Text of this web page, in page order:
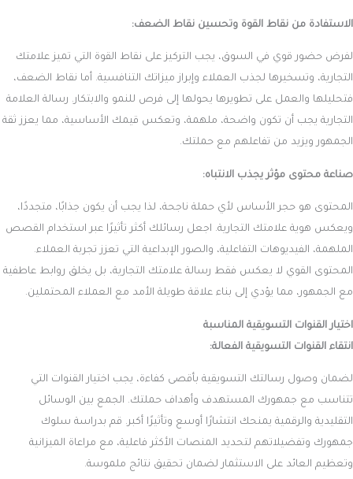
الاستفادة من نقاط القوة وتحسين نقاط الضعف:
لفرض حضور قوي في السوق، يجب التركيز على نقاط القوة التي تميز علامتك
التجارية، وتسخيرها لجذب العملاء وإبراز ميزاتك التنافسية. أما نقاط الضعف،
فتحليلها والعمل على تطويرها يحولها إلى فرص للنمو والابتكار. رسالة العلامة
التجارية يجب أن تكون واضحة، ملهمة، وتعكس قيمك الأساسية، مما يعزز ثقة
الجمهور ويزيد من تفاعلهم مع حملتك.
صناعة محتوى مؤثر يجذب الانتباه:
المحتوى هو حجر الأساس لأي حملة ناجحة، لذا يجب أن يكون جذابًا، متجددًا،
ويعكس هوية علامتك التجارية. اجعل رسائلك أكثر تأثيرًا عبر استخدام القصص
الملهمة، الفيديوهات التفاعلية، والصور الإبداعية التي تعزز تجربة العملاء.
المحتوى القوي لا يعكس فقط رسالة علامتك التجارية، بل يخلق روابط عاطفية
مع الجمهور، مما يؤدي إلى بناء علاقة طويلة الأمد مع العملاء المحتملين.
اختيار القنوات التسويقية المناسبة
انتقاء القنوات التسويقية الفعالة:
لضمان وصول رسالتك التسويقية بأقصى كفاءة، يجب اختيار القنوات التي
تتناسب مع جمهورك المستهدف وأهداف حملتك. الجمع بين الوسائل
التقليدية والرقمية يمنحك انتشارًا أوسع وتأثيرًا أكبر. قم بدراسة سلوك
جمهورك وتفضيلاتهم لتحديد المنصات الأكثر فاعلية، مع مراعاة الميزانية
وتعظيم العائد على الاستثمار لضمان تحقيق نتائج ملموسة.